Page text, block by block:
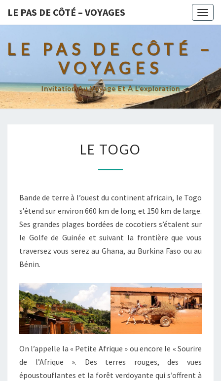
LE PAS DE CÔTÉ – VOYAGES
LE PAS DE CÔTÉ –
VOYAGES
Invitation Au Voyage Et À L’exploration
TOGO
LE TOGO
Bande de terre à l’ouest du continent africain, le Togo
s’étend sur environ 660 km de long et 150 km de large.
Ses grandes plages bordées de cocotiers s’étalent sur
le Golfe de Guinée et suivant la frontière que vous
traversez vous serez au Ghana, au Burkina Faso ou au
Bénin.
On l’appelle la « Petite Afrique » ou encore le « Sourire
de l’Afrique ». Des terres rouges, des vues
époustouflantes et la forêt verdoyante qui s’offrent à